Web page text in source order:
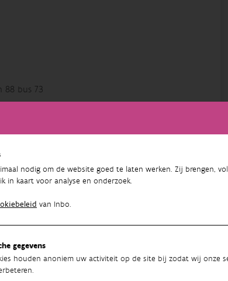
nodig om de website goed te laten werken. Zij brengen,
in kaart voor analyse en onderzoek.
van Inbo.
gegevens
houden anoniem uw activiteit op de site bij zodat wij onze
88 bus 73